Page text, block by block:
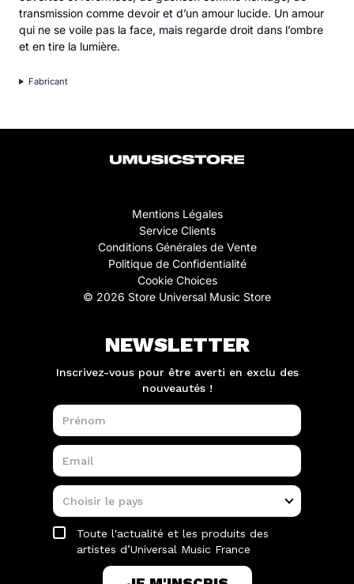
transmission comme devoir et d’un amour lucide. Un amour
qui ne se voile pas la face, mais regarde droit dans l’ombre
et en tire la lumière.
Fabricant
Mentions Légales
Service Clients
Conditions Générales de Vente
Politique de Confidentialité
Cookie Choices
© 2026 Store Universal Music Store